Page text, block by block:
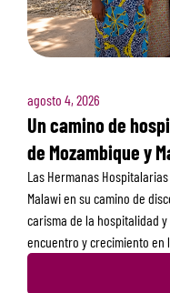
agosto 4, 2026
Un camino de
de Mozambique y
Las Hermanas
Malawi en su camino de
carisma de la hospitalidad
encuentro y crecimiento en